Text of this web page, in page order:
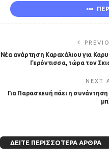
Νέα ανάρτηση Καραχάλιου για
Γερόντισσα, τώρα τον
NEXT
Για Παρασκευή πάει η
ΔΕΊΤΕ ΠΕΡΙΣΣΌΤΕΡΑ ΆΡΘΡΑ